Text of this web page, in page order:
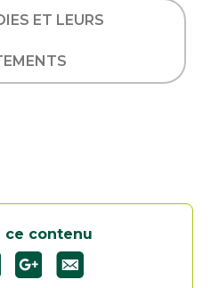
ET LEURS
ce contenu